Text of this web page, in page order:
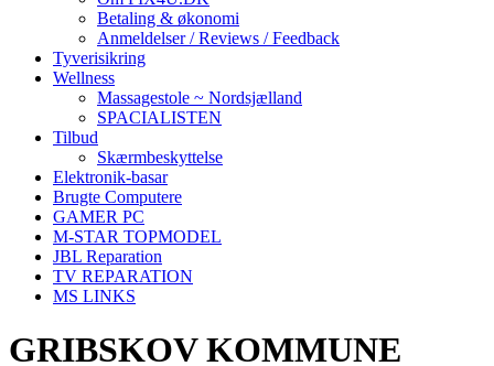
Betaling & økonomi
Anmeldelser / Reviews / Feedback
Tyverisikring
Wellness
Massagestole ~ Nordsjælland
SPACIALISTEN
Tilbud
Skærmbeskyttelse
Elektronik-basar
Brugte Computere
GAMER PC
M-STAR TOPMODEL
JBL Reparation
TV REPARATION
MS LINKS
GRIBSKOV KOMMUNE